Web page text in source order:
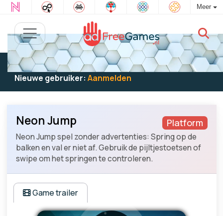
Meer
Bestaande gebruiker: Log in
om te spelen
Nieuwe gebruiker: Aanmelden
Platform
Neon Jump
Neon Jump spel zonder advertenties: Spring op de
balken en val er niet af. Gebruik de pijltjestoetsen of
swipe om het springen te controleren.
Game trailer